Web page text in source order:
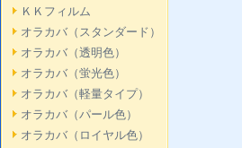
ＫＫフィルム
オラカバ（スタンダード）
オラカバ（透明色）
オラカバ（蛍光色）
オラカバ（軽量タイプ）
オラカバ（パール色）
オラカバ（ロイヤル色）